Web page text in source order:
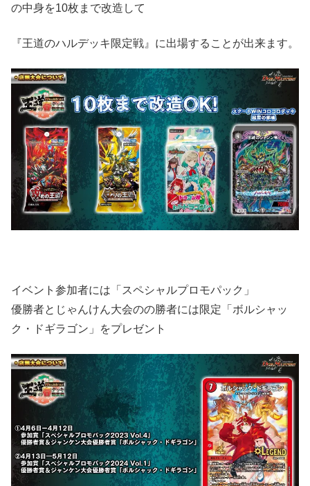
の中身を10枚まで改造して
『王道のハルデッキ限定戦』に出場することが出来ます。
イベント参加者には「スペシャルプロモパック」
優勝者とじゃんけん大会のの勝者には限定「ボルシャッ
ク・ドギラゴン」をプレゼント